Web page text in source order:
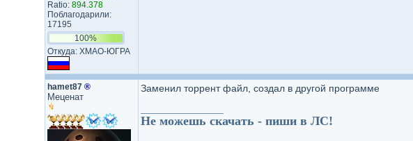
Ratio: 894.378
Поблагодарили:
17195
100%
Откуда: ХМАО-ЮГРА
hamet87 ®
Меценат
Заменил торрент файл, создал в другой программе
Не можешь скачать - пиши в ЛС!